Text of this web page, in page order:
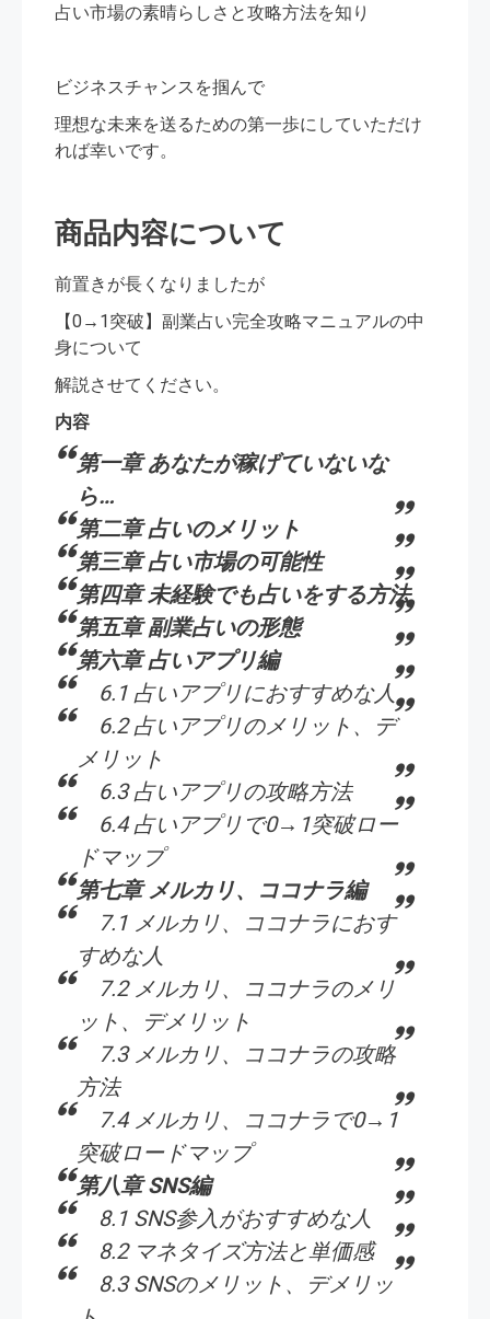
占い市場の素晴らしさと攻略方法を知り
ビジネスチャンスを掴んで
理想な未来を送るための第一歩にしていただけ
れば幸いです。
商品内容について
前置きが長くなりましたが
【0→1突破】副業占い完全攻略マニュアルの中
身について
解説させてください。
内容
第一章 あなたが稼げていないな
ら…
第二章 占いのメリット
第三章 占い市場の可能性
第四章 未経験でも占いをする方法
第五章 副業占いの形態
第六章 占いアプリ編
6.1 占いアプリにおすすめな人
6.2 占いアプリのメリット、デ
メリット
6.3 占いアプリの攻略方法
6.4 占いアプリで0→1突破ロー
ドマップ
第七章 メルカリ、ココナラ編
7.1 メルカリ、ココナラにおす
すめな人
7.2 メルカリ、ココナラのメリ
ット、デメリット
7.3 メルカリ、ココナラの攻略
方法
7.4 メルカリ、ココナラで0→1
突破ロードマップ
第八章 SNS編
8.1 SNS参入がおすすめな人
8.2 マネタイズ方法と単価感
8.3 SNSのメリット、デメリッ